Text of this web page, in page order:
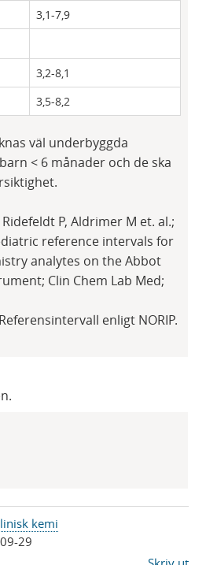
3,1-7,9
3,2-8,1
3,5-8,2
väl underbyggda
< 6 månader och de ska
P, Aldrimer M et. al.;
reference intervals for
analytes on the Abbot
Clin Chem Lab Med;
enligt NORIP.
kemi
29